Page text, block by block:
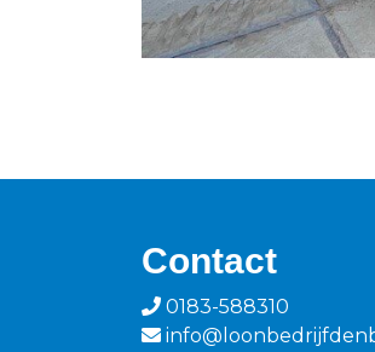
Contact
0183-588310